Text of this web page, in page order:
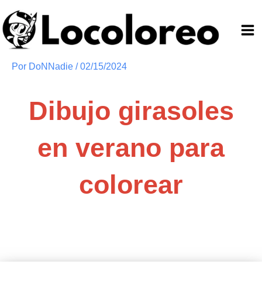
al
contenido
Por DoNNadie /02/15/2024
Dibujo girasoles
en verano para
colorear